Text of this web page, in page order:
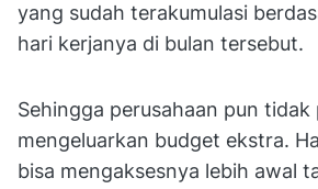
yang sudah terakumulasi
hari kerjanya di bulan tersebut.
Sehingga perusahaan pun tidak
mengeluarkan budget ekstra.
bisa mengaksesnya lebih awal